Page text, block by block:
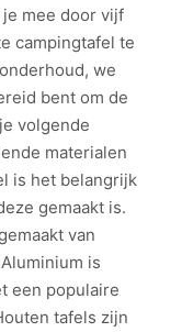
mee door vijf
campingtafel te
we
bent om de
volgende
materialen
is het belangrijk
gemaakt is.
van
is
een populaire
tafels zijn